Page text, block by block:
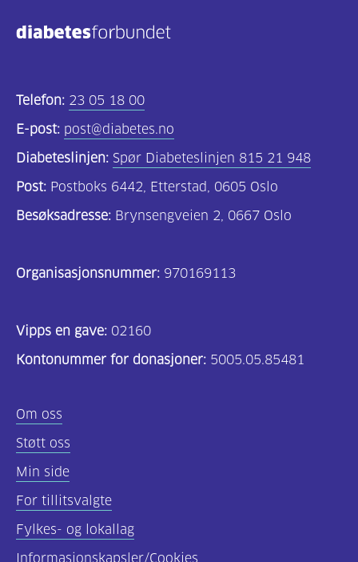
Telefon: 23 05 18 00
E-post: post@diabetes.no
Diabeteslinjen: Spør Diabeteslinjen 815 21 948
Post: Postboks 6442, Etterstad, 0605 Oslo
Besøksadresse: Brynsengveien 2, 0667 Oslo
Organisasjonsnummer: 970169113
Vipps en gave: 02160
Kontonummer for donasjoner: 5005.05.85481
Om oss
Støtt oss
Min side
For tillitsvalgte
Fylkes- og lokallag
Informasjonskapsler/Cookies